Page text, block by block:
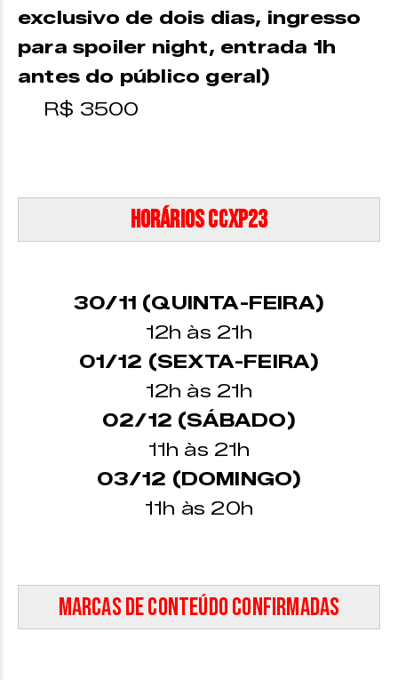
exclusivo de dois dias, ingresso
para spoiler night, entrada 1h
antes do público geral)
R$ 3500
Horários CCXP23
30/11 (QUINTA-FEIRA)
12h às 21h
01/12 (SEXTA-FEIRA)
12h às 21h
02/12 (SÁBADO)
11h às 21h
03/12 (DOMINGO)
11h às 20h
Marcas de Conteúdo Confirmadas